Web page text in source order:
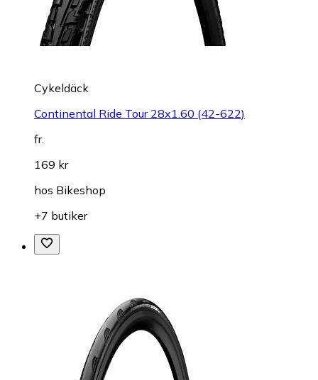
Cykeldäck
Continental Ride Tour 28x1.60 (42-622)
fr.
169 kr
hos Bikeshop
+7 butiker